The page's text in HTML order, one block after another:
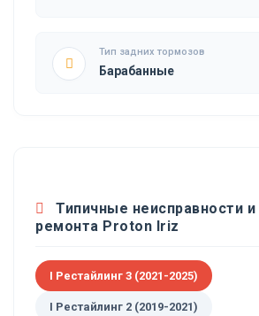
Тип задних тормозов
Барабанные
Типичные неисправности
ремонта Proton Iriz
I Рестайлинг 3 (2021-2025)
I Рестайлинг 2 (2019-2021)